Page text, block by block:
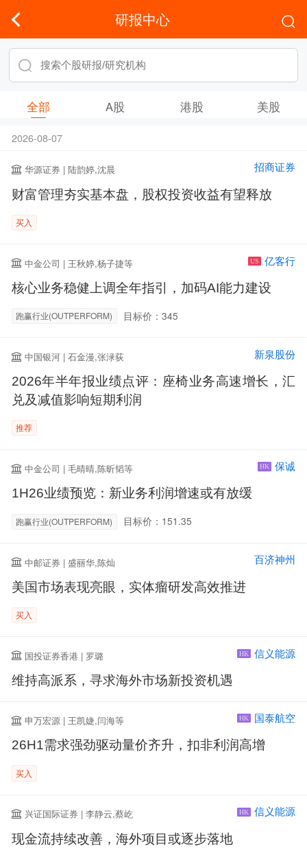
研报中心
全部 A股 港股 美股
2026-08-07
华源证券 | 陆韵婷,沈晨 招商证券
财富管理夯实基本盘，股权投资收益有望释放
买入
中金公司 | 王秋婷,杨子捷等 US 亿客行
核心业务稳健上调全年指引，加码AI能力建设
跑赢行业(OUTPERFORM) 目标价：345
中国银河 | 石金漫,张渌荻 新泉股份
2026年半年报业绩点评：座椅业务高速增长，汇
兑及减值影响短期利润
推荐
中金公司 | 毛晴晴,陈昕韬等 HK 保诚
1H26业绩预览：新业务利润增速或有放缓
跑赢行业(OUTPERFORM) 目标价：151.35
中邮证券 | 盛丽华,陈灿 百济神州
美国市场表现亮眼，实体瘤研发高效推进
买入
国投证券香港 | 罗璐 HK 信义能源
维持高派系，寻求海外市场新投资机遇
申万宏源 | 王凯婕,闫海等 HK 国泰航空
26H1需求强劲驱动量价齐升，扣非利润高增
买入
兴证国际证券 | 李静云,蔡屹 HK 信义能源
现金流持续改善，海外项目或逐步落地